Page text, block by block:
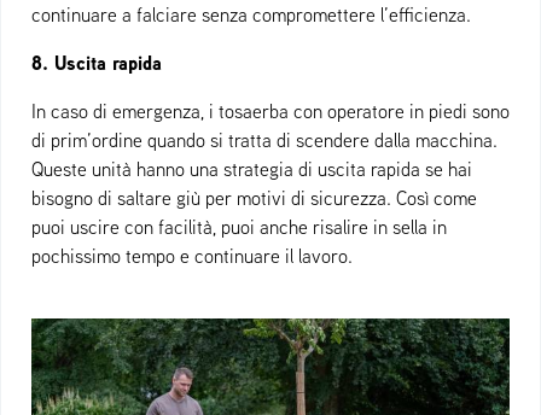
continuare a falciare senza compromettere l’efficienza.
8. Uscita rapida
In caso di emergenza, i tosaerba con operatore in piedi sono
di prim’ordine quando si tratta di scendere dalla macchina.
Queste unità hanno una strategia di uscita rapida se hai
bisogno di saltare giù per motivi di sicurezza. Così come
puoi uscire con facilità, puoi anche risalire in sella in
pochissimo tempo e continuare il lavoro.